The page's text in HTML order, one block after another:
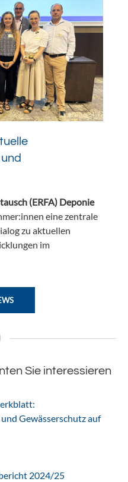
(ERFA) Deponie
eine zentrale
zu aktuellen
im
Sie interessieren
Gewässerschutz auf
2024/25